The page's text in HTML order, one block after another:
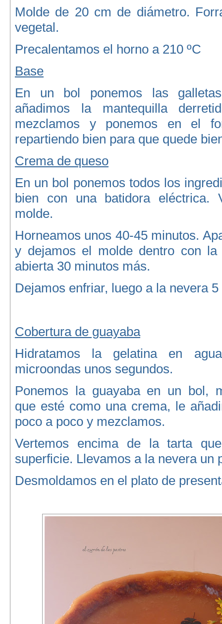
Molde de 20 cm de diámetro.
vegetal.
Precalentamos el horno a 210 ºC
Base
En un bol ponemos las
añadimos la mantequilla
mezclamos y ponemos en el
repartiendo bien para que quede
Crema de queso
En un bol ponemos todos los
bien con una batidora eléctrica.
molde.
Horneamos unos 40-45 minutos.
y dejamos el molde dentro con la
abierta 30 minutos más.
Dejamos enfriar, luego a la nevera
Cobertura de guayaba
Hidratamos la gelatina en
microondas unos segundos.
Ponemos la guayaba en un bol,
que esté como una crema, le
poco a poco y mezclamos.
Vertemos encima de la tarta
superficie. Llevamos a la nevera un
Desmoldamos en el plato de